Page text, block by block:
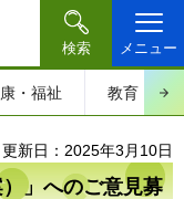
検索 メニュー
・福祉 教育・文
更新日：2025年3月10日
」へのご意見募